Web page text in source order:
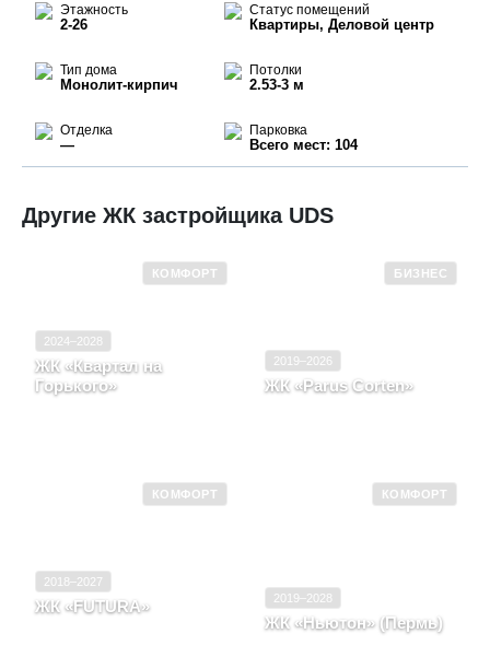
Этажность
2-26
Статус помещений
Квартиры, Деловой центр
Тип дома
Монолит-кирпич
Потолки
2.53-3 м
Отделка
—
Парковка
Всего мест: 104
Другие ЖК застройщика UDS
КОМФОРТ
2024–2028
ЖК «Квартал на
Горького»
БИЗНЕС
2019–2026
ЖК «Parus Corten»
КОМФОРТ
2018–2027
ЖК «FUTURA»
КОМФОРТ
2019–2028
ЖК «Ньютон» (Пермь)